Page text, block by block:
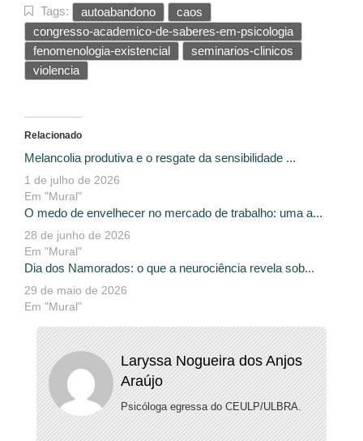
Tags: autoabandono
caos
congresso-academico-de-saberes-em-psicologia
fenomenologia-existencial
seminarios-clinicos
violencia
Relacionado
Melancolia produtiva e o resgate da sensibilidade ...
1 de julho de 2026
Em "Mural"
O medo de envelhecer no mercado de trabalho: uma a...
28 de junho de 2026
Em "Mural"
Dia dos Namorados: o que a neurociência revela sob...
29 de maio de 2026
Em "Mural"
Laryssa Nogueira dos Anjos
Araújo
Psicóloga egressa do CEULP/ULBRA.